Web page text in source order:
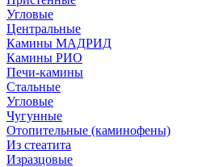
Угловые
Центральные
Камины МАДРИД
Камины РИО
Печи-камины
Стальные
Угловые
Чугунные
Отопительные (каминофены)
Из стеатита
Изразцовые